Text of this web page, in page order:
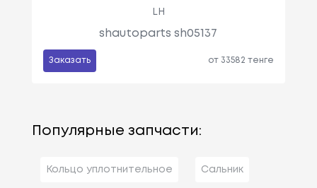
LH
shautoparts sh05137
Заказать от 33582 тенге
Популярные запчасти:
Кольцо уплотнительное Сальник